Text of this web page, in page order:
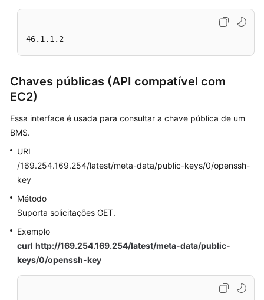
46.1.1.2
Chaves públicas (API compatível com
EC2)
Essa interface é usada para consultar a chave pública de um
BMS.
URI
/169.254.169.254/latest/meta-data/public-keys/0/openssh-
key
Método
Suporta solicitações GET.
Exemplo
curl http://169.254.169.254/latest/meta-data/public-
keys/0/openssh-key